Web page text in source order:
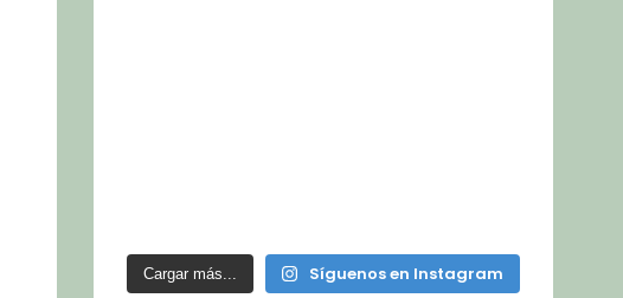
Cargar más... Síguenos en Instagram